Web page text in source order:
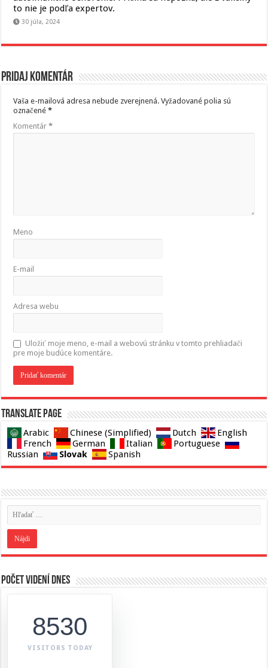
to nie je podľa expertov.
30 júla, 2024
Pridaj komentár
Vaša e-mailová adresa nebude zverejnená. Vyžadované polia sú
označené*
Komentár*
Meno
E-mail
Adresa webu
Uložiť moje meno, e-mail a webovú stránku v tomto prehliadači
pre moje budúce komentáre.
Translate page
Arabic Chinese (Simplified) Dutch
English
French
German Italian
Portuguese
Russian
Slovak Spanish
Počet videní dnes
8530
VISITORS TODAY